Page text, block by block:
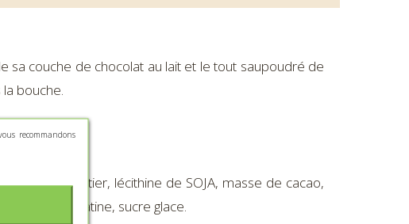
couche de chocolat au lait et le tout saupoudré de
bouche.
de LAIT entier, lécithine de SOJA, masse de cacao,
arabique, gélatine, sucre glace.
recommandons